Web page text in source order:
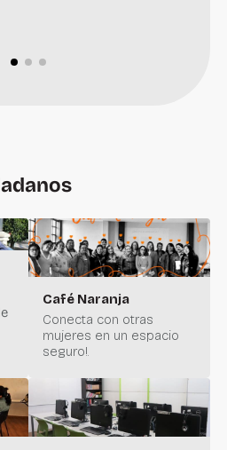
Café Naranja
Conecta con otras
mujeres en un espacio
seguro!.